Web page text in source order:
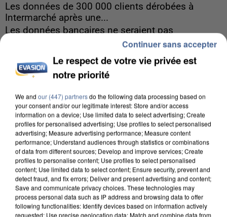
Les données de 300 000 clients dérobées à
Intermarché après une...
Les données bancaires ne seraient pas
Le respect de votre vie privée est
notre priorité
We and our (447) partnersdo the following data processing based on
your consent and/or our legitimate interest: Store and/or access
information on a device; Use limited data to select advertising; Create
profiles for personalised advertising; Use profiles to select personalised
advertising; Measure advertising performance; Measure content
performance; Understand audiences through statistics or combinations
of data from different sources; Develop and improve services; Create
profiles to personalise content; Use profiles to select personalised
content; Use limited data to select content; Ensure security, prevent and
detect fraud, and fix errors; Deliver and present advertising and content;
Save and communicate privacy choices. These technologies may
process personal data such as IP address and browsing data to offer
following functionalities: Identify devices based on information actively
requested; Use precise geolocation data; Match and combine data from
Continuer sans accepter